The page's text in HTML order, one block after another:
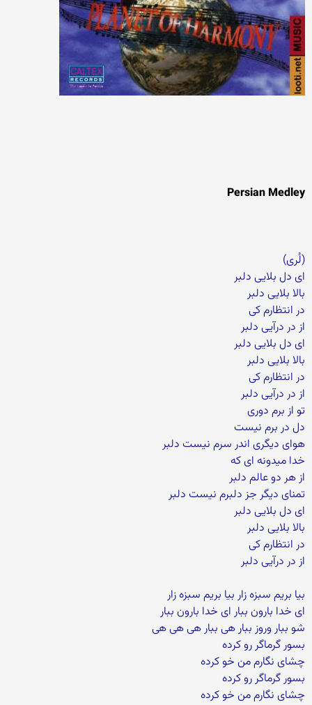
Persian Medley
(لُری)
ای دل بلایی دلبر
بالا بلایی دلبر
در انتظارم کی
از در درآیی دلبر
ای دل بلایی دلبر
بالا بلایی دلبر
در انتظارم کی
از در درآیی دلبر
تو از برم دوری
دل در برم نیست
هوای دیگری اندر سرم نیست دلبر
خدا میدونه ای که
از هر دو عالم دلبر
تمنای دیگر جز دلبرم نیست دلبر
ای دل بلایی دلبر
بالا بلایی دلبر
در انتظارم کی
از در درآیی دلبر
بیا بریم سبزه زار بیا بریم سبزه زار
ای خدا بارون ببار ای خدا بارون ببار
شو ببار وروز ببار هی ببار هی هی هی
بسور گرماگر رو کرده
چشای نگارم من خو کرده
بسور گرماگر رو کرده
چشای نگارم من خو کرده